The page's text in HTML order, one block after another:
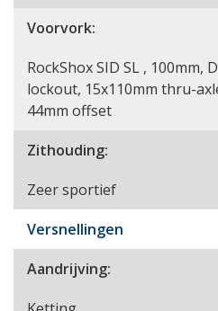
Voorvork:
RockShox SID SL , 100mm,
lockout, 15x110mm thru-
44mm offset
Zithouding:
Zeer sportief
Versnellingen
Aandrijving: